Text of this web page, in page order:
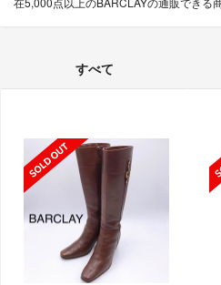
すべて